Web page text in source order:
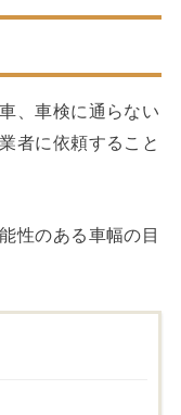
、車検に通らない
者に依頼すること
性のある車幅の目